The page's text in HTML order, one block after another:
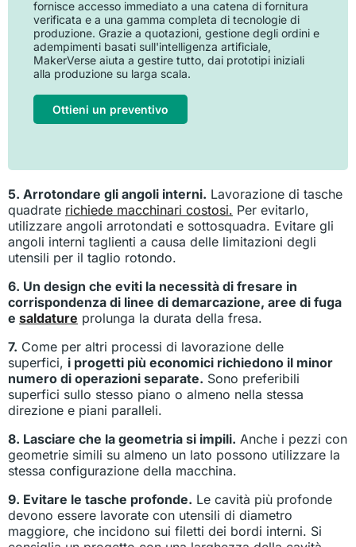
fornisce accesso immediato a una catena di fornitura
verificata e a una gamma completa di tecnologie di
produzione. Grazie a quotazioni, gestione degli ordini e
adempimenti basati sull'intelligenza artificiale,
MakerVerse aiuta a gestire tutto, dai prototipi iniziali
alla produzione su larga scala.
Ottieni un preventivo
5. Arrotondare gli angoli interni. Lavorazione di tasche
quadrate richiede macchinari costosi. Per evitarlo,
utilizzare angoli arrotondati e sottosquadra. Evitare gli
angoli interni taglienti a causa delle limitazioni degli
utensili per il taglio rotondo.
6. Un design che eviti la necessità di fresare in
corrispondenza di linee di demarcazione, aree di fuga
e saldature prolunga la durata della fresa.
7. Come per altri processi di lavorazione delle
superfici, i progetti più economici richiedono il minor
numero di operazioni separate. Sono preferibili
superfici sullo stesso piano o almeno nella stessa
direzione e piani paralleli.
8. Lasciare che la geometria si impili. Anche i pezzi con
geometrie simili su almeno un lato possono utilizzare la
stessa configurazione della macchina.
9. Evitare le tasche profonde. Le cavità più profonde
devono essere lavorate con utensili di diametro
maggiore, che incidono sui filetti dei bordi interni. Si